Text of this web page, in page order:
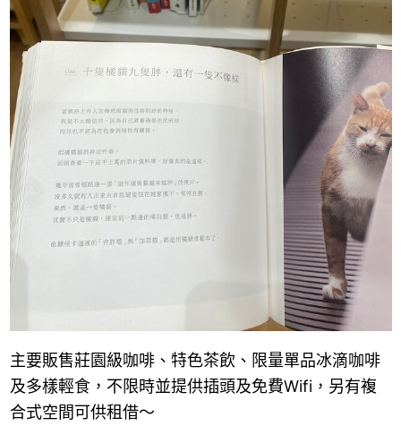
主要販售莊園級咖啡、特色茶飲、限量單品冰滴咖啡
及多樣輕食，不限時並提供插頭及免費Wifi，另有複
合式空間可供租借～